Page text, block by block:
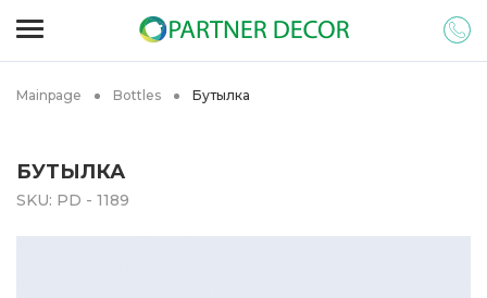
Mainpage Bottles Бутылка
БУТЫЛКА
SKU: PD - 1189